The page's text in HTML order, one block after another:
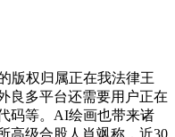
权归属正在我法律王
良多平台还需要用户正在
码等。AI绘画也带来诸
高级合股人肖飒称，近30